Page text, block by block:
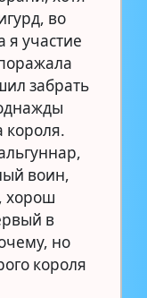
во
я участие
забрать
короля.
воин,
хорош
в
но
короля